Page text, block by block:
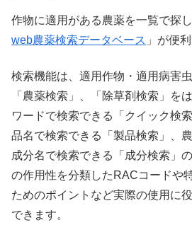
作物に適用がある農薬を一覧で探
web農薬検索データベース 」が便
検索機能は、適用作物・適用病害
「農薬検索」、「除草剤検索」を
ワードで検索できる「クイック検
品名で検索できる「製品検索」、
成分名で検索できる「成分検索」
の作用性を分類したRACコードや
ためのポイントなど実際の使用に
できます。